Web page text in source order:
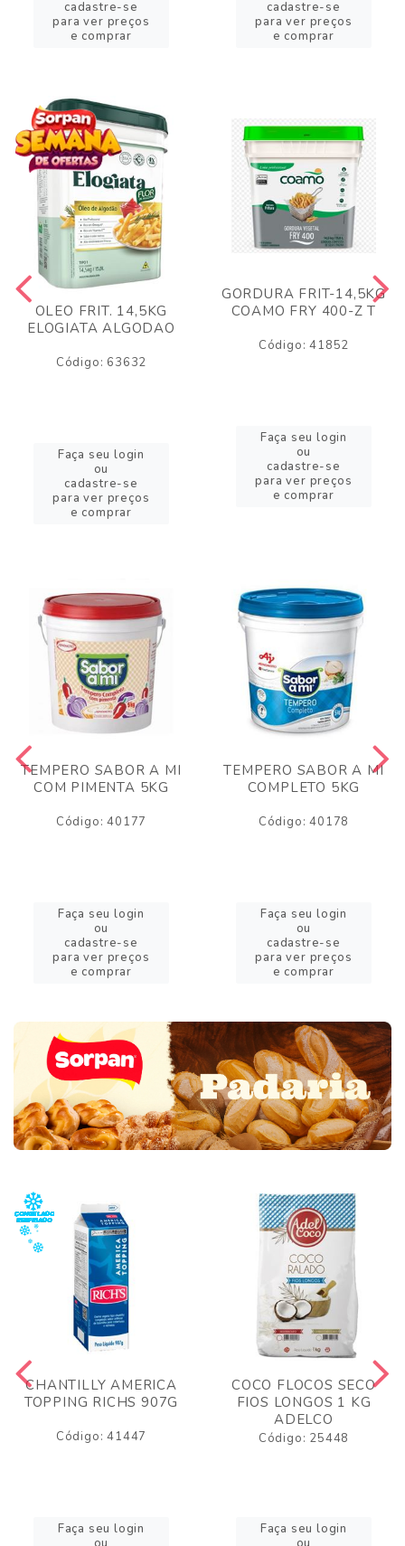
cadastre-se
para ver preços
e comprar
cadastre-se
para ver preços
e comprar
OLEO FRIT. 14,5KG
ELOGIATA ALGODAO
Código: 63632
Faça seu login
ou
cadastre-se
para ver preços
e comprar
GORDURA FRIT-14,5KG
COAMO FRY 400-Z T
Código: 41852
Faça seu login
ou
cadastre-se
para ver preços
e comprar
TEMPERO SABOR A MI
COM PIMENTA 5KG
Código: 40177
Faça seu login
ou
cadastre-se
para ver preços
e comprar
TEMPERO SABOR A MI
COMPLETO 5KG
Código: 40178
Faça seu login
ou
cadastre-se
para ver preços
e comprar
CHANTILLY AMERICA
TOPPING RICHS 907G
Código: 41447
Faça seu login
COCO FLOCOS SECO
FIOS LONGOS 1 KG
ADELCO
Código: 25448
Faça seu login